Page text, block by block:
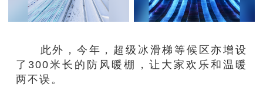
此外，今年，超级冰滑梯等候区亦增设
了300米长的防风暖棚，让大家欢乐和温暖
两不误。